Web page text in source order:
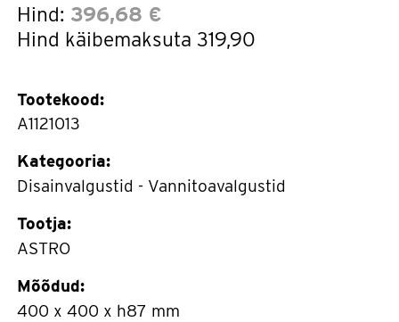
Hind: 396,68 €
Hind käibemaksuta 319,90
Tootekood:
A1121013
Kategooria:
Disainvalgustid - Vannitoavalgustid
Tootja:
ASTRO
Mõõdud:
400 x 400 x h87 mm